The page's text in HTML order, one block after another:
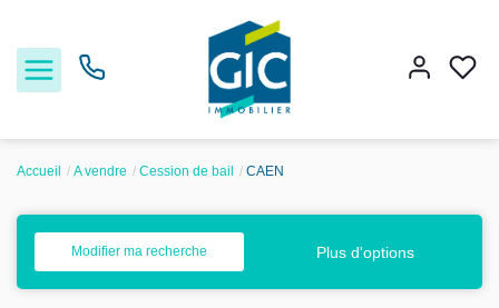
Acheter
Louer
Accueil A vendre Cession de bail CAEN
Modifier ma recherche Plus d'options